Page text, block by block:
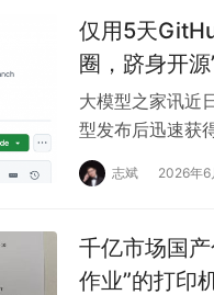
仅用5天
圈，跻身开
大模型之家讯近
型发布后迅速获
榜、…
志斌 2026年6
千亿市场国
作业”的打印